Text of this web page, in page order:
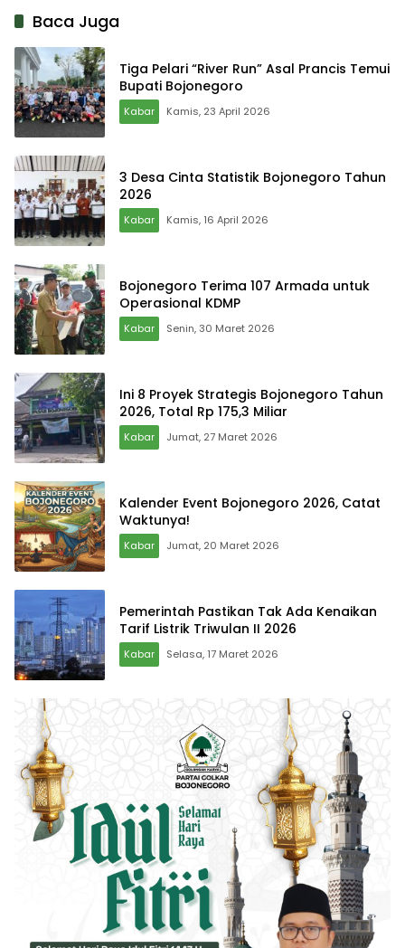
Baca Juga
Tiga Pelari “River Run” Asal Prancis Temui
Bupati Bojonegoro
Kabar Kamis, 23 April 2026
3 Desa Cinta Statistik Bojonegoro Tahun
2026
Kabar Kamis, 16 April 2026
Bojonegoro Terima 107 Armada untuk
Operasional KDMP
Kabar Senin, 30 Maret 2026
Ini 8 Proyek Strategis Bojonegoro Tahun
2026, Total Rp 175,3 Miliar
Kabar Jumat, 27 Maret 2026
Kalender Event Bojonegoro 2026, Catat
Waktunya!
Kabar Jumat, 20 Maret 2026
Pemerintah Pastikan Tak Ada Kenaikan
Tarif Listrik Triwulan II 2026
Kabar Selasa, 17 Maret 2026